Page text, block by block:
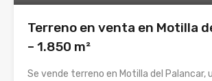
Terreno en venta en Motilla
– 1.850 m²
Se vende terreno en Motilla del Palancar,